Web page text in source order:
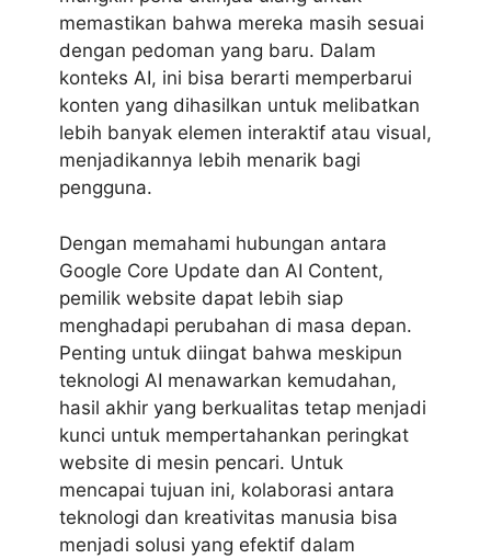
memastikan bahwa mereka masih sesuai
dengan pedoman yang baru. Dalam
konteks AI, ini bisa berarti memperbarui
konten yang dihasilkan untuk melibatkan
lebih banyak elemen interaktif atau visual,
menjadikannya lebih menarik bagi
pengguna.
Dengan memahami hubungan antara
Google Core Update dan AI Content,
pemilik website dapat lebih siap
menghadapi perubahan di masa depan.
Penting untuk diingat bahwa meskipun
teknologi AI menawarkan kemudahan,
hasil akhir yang berkualitas tetap menjadi
kunci untuk mempertahankan peringkat
website di mesin pencari. Untuk
mencapai tujuan ini, kolaborasi antara
teknologi dan kreativitas manusia bisa
menjadi solusi yang efektif dalam